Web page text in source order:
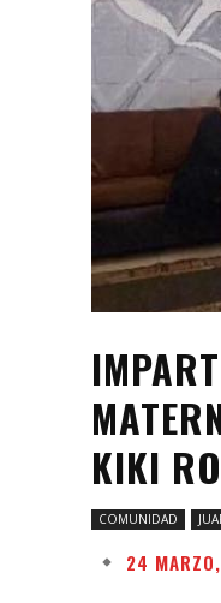
KIKI
COMUNIDAD
24